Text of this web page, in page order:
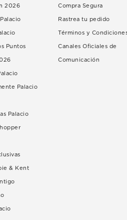
2026
Puntos
Palacio
Palacio
& Kent
Compra Segura
Rastrea tu pedido
Términos y
Canales Oficiales de
Comunicación